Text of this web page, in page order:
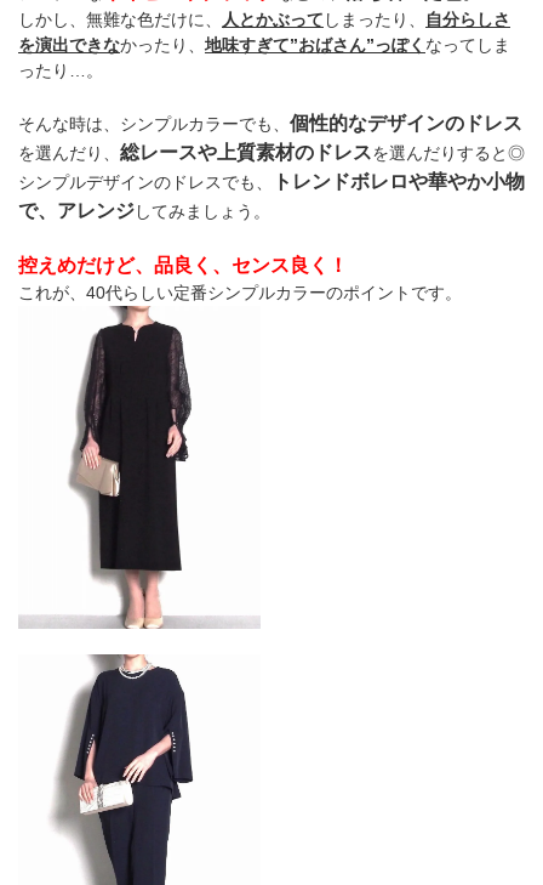
しかし、無難な色だけに、 人とかぶって しまったり、
自分らしさ
を演出できなかったり、 地味すぎて”おばさん”っぽく なってしま
ったり…。
そんな時は、シンプルカラーでも、 個性的なデザインのドレス
を選んだり、 総レースや上質素材のドレスを選んだりすると◎
シンプルデザインのドレスでも、
トレンドボレロや華やか小物
で、アレンジしてみましょう。
控えめだけど、品良く、センス良く！
これが、40代らしい定番シンプルカラーのポイントです。